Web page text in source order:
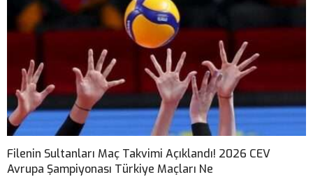
Filenin Sultanları Maç Takvimi Açıklandı! 2026 CEV
Avrupa Şampiyonası Türkiye Maçları Ne